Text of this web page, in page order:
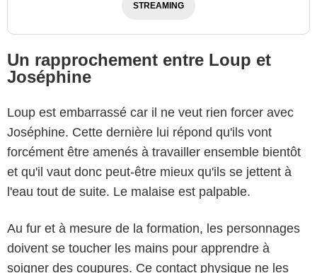
STREAMING
Un rapprochement entre Loup et
Joséphine
Loup est embarrassé car il ne veut rien forcer avec
Joséphine. Cette dernière lui répond qu'ils vont
forcément être amenés à travailler ensemble bientôt
et qu'il vaut donc peut-être mieux qu'ils se jettent à
l'eau tout de suite. Le malaise est palpable.
Au fur et à mesure de la formation, les personnages
doivent se toucher les mains pour apprendre à
soigner des coupures. Ce contact physique ne les